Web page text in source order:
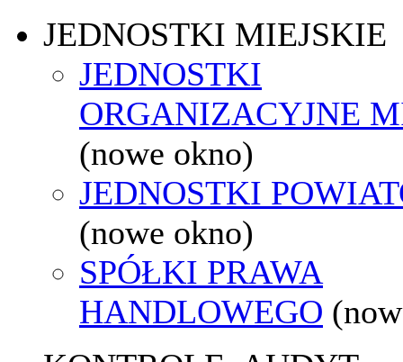
JEDNOSTKI MIEJSKIE
JEDNOSTKI
ORGANIZACYJNE
(nowe okno)
JEDNOSTKI
(nowe okno)
SPÓŁKI PRAWA
HANDLOWEGO